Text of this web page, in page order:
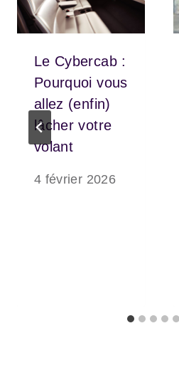
Le Cybercab :
Pourquoi vous
allez (enfin)
lâcher votre
volant
4 février 2026